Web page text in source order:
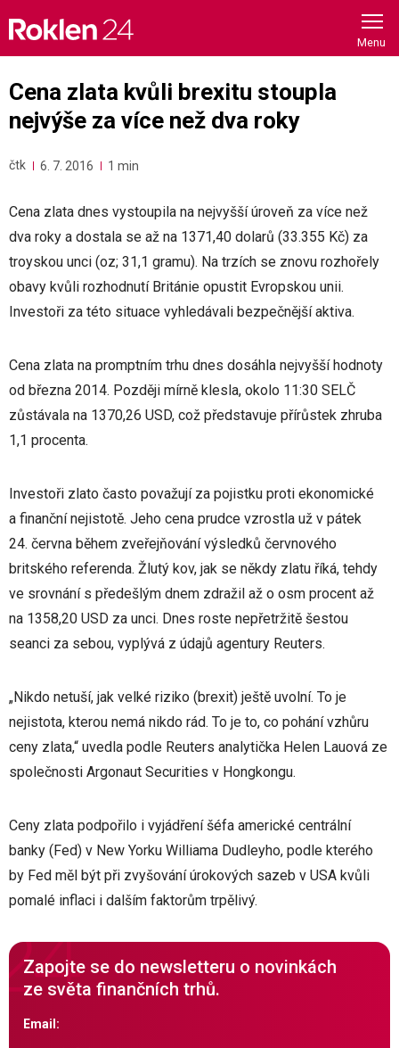
content
Cena zlata kvůli brexitu stoupla
nejvýše za více než dva roky
čtk 6. 7. 2016 1 min
Cena zlata dnes vystoupila na nejvyšší úroveň za více než
dva roky a dostala se až na 1371,40 dolarů (33.355 Kč) za
troyskou unci (oz; 31,1 gramu). Na trzích se znovu rozhořely
obavy kvůli rozhodnutí Británie opustit Evropskou unii.
Investoři za této situace vyhledávali bezpečnější aktiva.
Cena zlata na promptním trhu dnes dosáhla nejvyšší hodnoty
od března 2014. Později mírně klesla, okolo 11:30 SELČ
zůstávala na 1370,26 USD, což představuje přírůstek zhruba
1,1 procenta.
Investoři zlato často považují za pojistku proti ekonomické
a finanční nejistotě. Jeho cena prudce vzrostla už v pátek
24. června během zveřejňování výsledků červnového
britského referenda. Žlutý kov, jak se někdy zlatu říká, tehdy
ve srovnání s předešlým dnem zdražil až o osm procent až
na 1358,20 USD za unci. Dnes roste nepřetržitě šestou
seanci za sebou, vyplývá z údajů agentury Reuters.
„Nikdo netuší, jak velké riziko (brexit) ještě uvolní. To je
nejistota, kterou nemá nikdo rád. To je to, co pohání vzhůru
ceny zlata,“ uvedla podle Reuters analytička Helen Lauová ze
společnosti Argonaut Securities v Hongkongu.
Ceny zlata podpořilo i vyjádření šéfa americké centrální
banky (Fed) v New Yorku Williama Dudleyho, podle kterého
by Fed měl být při zvyšování úrokových sazeb v USA kvůli
pomalé inflaci i dalším faktorům trpělivý.
Zapojte se do newsletteru o novinkách
ze světa finančních trhů.
Email: